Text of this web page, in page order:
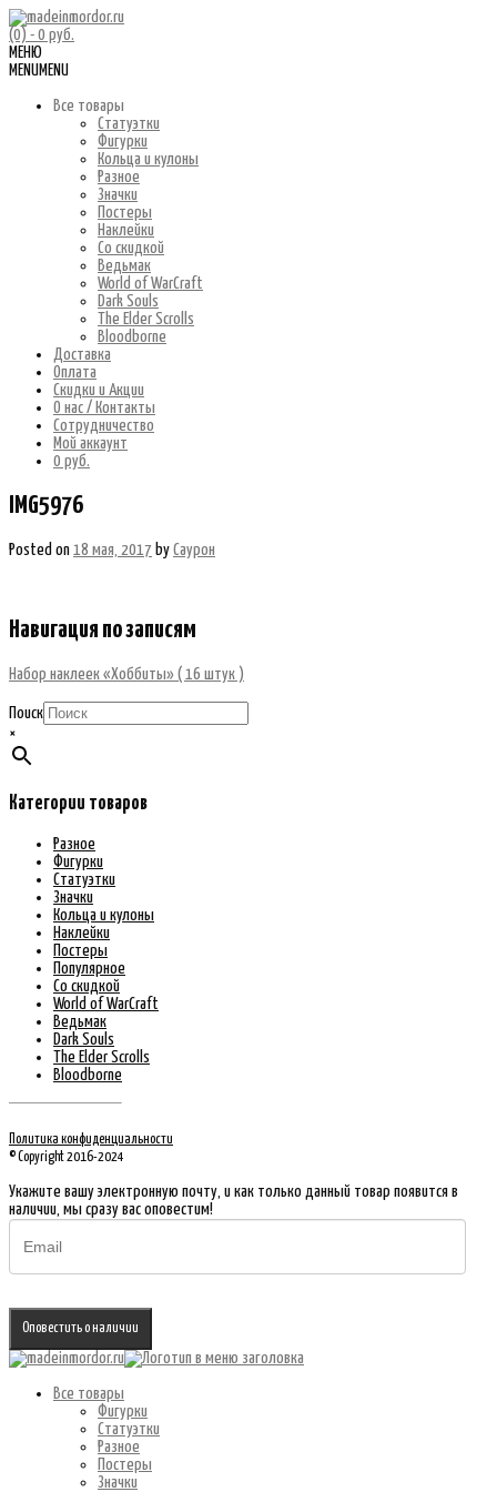
(0) - 0 руб.
МЕНЮ
MENU MENU
Все товары
Статуэтки
Фигурки
Кольца и кулоны
Разное
Значки
Постеры
Наклейки
Со скидкой
Ведьмак
World of WarCraft
Dark Souls
The Elder Scrolls
Bloodborne
Доставка
Оплата
Скидки и Акции
О нас / Контакты
Сотрудничество
Мой аккаунт
0 руб.
IMG5976
Posted on 18 мая, 2017 by Саурон
Навигация по записям
Набор наклеек «Хоббиты» ( 16 штук )
Поиск
×
Категории товаров
Разное
Фигурки
Статуэтки
Значки
Кольца и кулоны
Наклейки
Постеры
Популярное
Со скидкой
World of WarCraft
Ведьмак
Dark Souls
The Elder Scrolls
Bloodborne
Политика конфиденциальности
© Copyright 2016-2024
Укажите вашу электронную почту, и как только данный товар появится в
наличии, мы сразу вас оповестим!
Оповестить о наличии
Все товары
Фигурки
Статуэтки
Разное
Постеры
Значки